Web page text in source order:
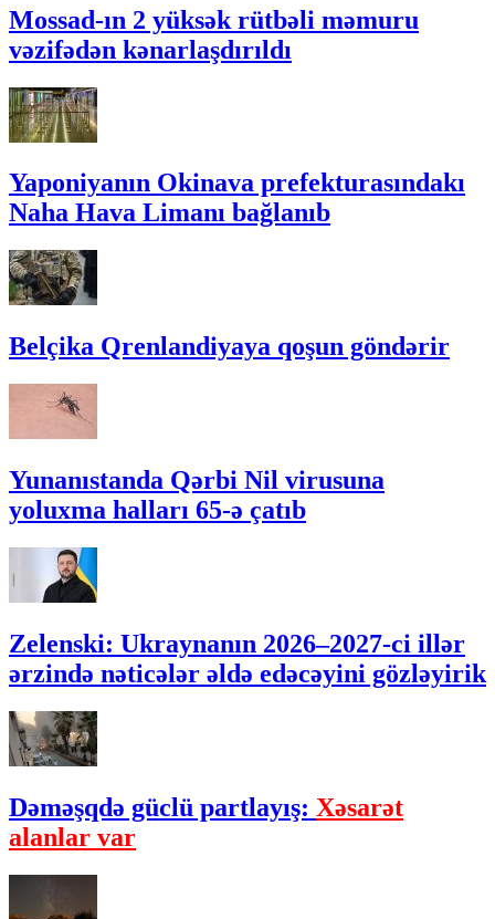
Mossad-ın 2 yüksək rütbəli məmuru
vəzifədən kənarlaşdırıldı
Yaponiyanın Okinava prefekturasındakı
Naha Hava Limanı bağlanıb
Belçika Qrenlandiyaya qoşun göndərir
Yunanıstanda Qərbi Nil virusuna
yoluxma halları 65-ə çatıb
Zelenski: Ukraynanın 2026–2027-ci illər
ərzində nəticələr əldə edəcəyini gözləyirik
Dəməşqdə güclü partlayış: Xəsarət
alanlar var